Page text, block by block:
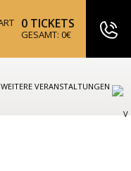
0 TICKETS
GESAMT: 0€
WEITERE VERANSTALTUNGEN